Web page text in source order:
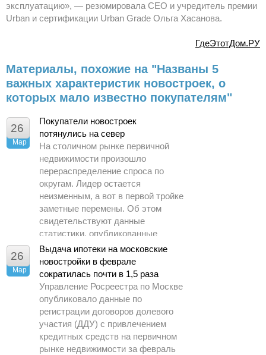
эксплуатацию», — резюмировала CEO и учредитель премии
Urban и сертификации Urban Grade Ольга Хасанова.
ГдеЭтотДом.РУ
Материалы, похожие на "Названы 5
важных характеристик новостроек, о
которых мало известно покупателям"
26
Мар
Покупатели новостроек
потянулись на север
На столичном рынке первичной
недвижимости произошло
перераспределение спроса по
округам. Лидер остается
неизменным, а вот в первой тройке
заметные перемены. Об этом
свидетельствуют данные
статистики, опубликованные
Управлением Росреестра по
Москве.
26
Мар
Выдача ипотеки на московские
новостройки в феврале
сократилась почти в 1,5 раза
Управление Росреестра по Москве
опубликовало данные по
регистрации договоров долевого
участия (ДДУ) с привлечением
кредитных средств на первичном
рынке недвижимости за февраль